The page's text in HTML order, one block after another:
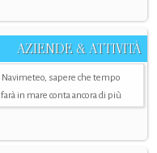
AZIENDE & ATTIVITÀ
Navimeteo, sapere che tempo
farà in mare conta ancora di più